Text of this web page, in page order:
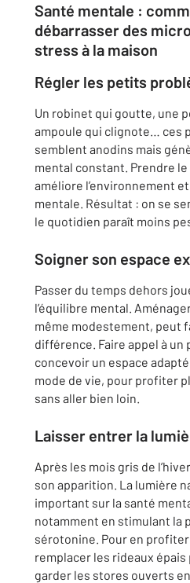
Santé mentale :
débarrasser des
stress à la maison
Régler les petits
Un robinet qui goutte, une
ampoule qui clignote… ces
semblent anodins mais
mental constant. Prendre
améliore l’environnement
mentale. Résultat : on se
le quotidien paraît moins
Soigner son espace
Passer du temps dehors
l’équilibre mental.
même modestement, peut
différence. Faire appel à un
concevoir un espace
mode de vie, pour profiter
sans aller bien loin.
Laisser entrer la
Après les mois gris de
son apparition. La lumière
important sur la santé
notamment en stimulant la
sérotonine. Pour en profiter
remplacer les rideaux épais
garder les stores ouverts